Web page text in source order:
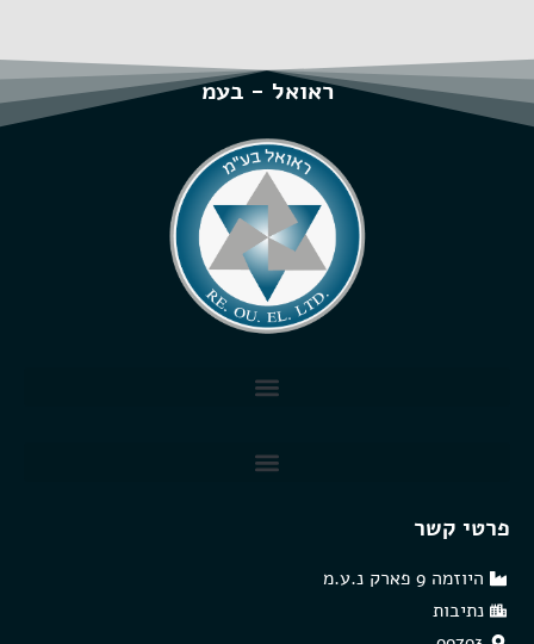
ראואל - בעמ
פרטי קשר
היוזמה 9 פארק נ.ע.מ
נתיבות